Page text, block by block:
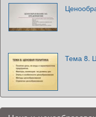
Тема 8.